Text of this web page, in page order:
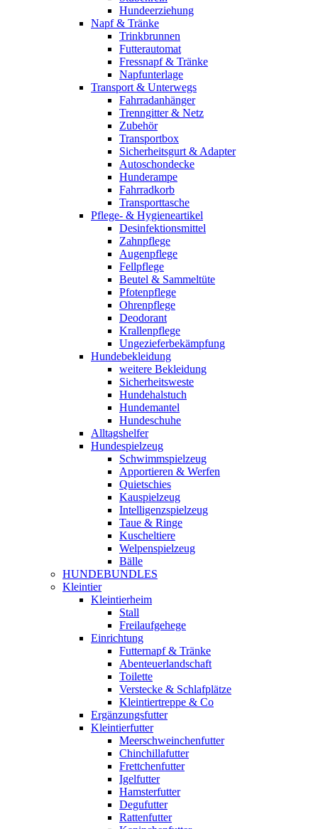
Hundeerziehung
Napf & Tränke
Trinkbrunnen
Futterautomat
Fressnapf & Tränke
Napfunterlage
Transport & Unterwegs
Fahrradanhänger
Trenngitter & Netz
Zubehör
Transportbox
Sicherheitsgurt & Adapter
Autoschondecke
Hunderampe
Fahrradkorb
Transporttasche
Pflege- & Hygieneartikel
Desinfektionsmittel
Zahnpflege
Augenpflege
Fellpflege
Beutel & Sammeltüte
Pfotenpflege
Ohrenpflege
Deodorant
Krallenpflege
Ungezieferbekämpfung
Hundebekleidung
weitere Bekleidung
Sicherheitsweste
Hundehalstuch
Hundemantel
Hundeschuhe
Alltagshelfer
Hundespielzeug
Schwimmspielzeug
Apportieren & Werfen
Quietschies
Kauspielzeug
Intelligenzspielzeug
Taue & Ringe
Kuscheltiere
Welpenspielzeug
Bälle
HUNDEBUNDLES
Kleintier
Kleintierheim
Stall
Freilaufgehege
Einrichtung
Futternapf & Tränke
Abenteuerlandschaft
Toilette
Verstecke & Schlafplätze
Kleintiertreppe & Co
Ergänzungsfutter
Kleintierfutter
Meerschweinchenfutter
Chinchillafutter
Frettchenfutter
Igelfutter
Hamsterfutter
Degufutter
Rattenfutter